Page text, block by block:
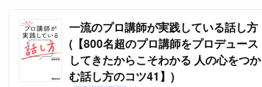
一流のプロ講師が実践している話し方
(【800名超のプロ講師をプロデュース
してきたからこそわかる 人の心をつか
む話し方のコツ41】)